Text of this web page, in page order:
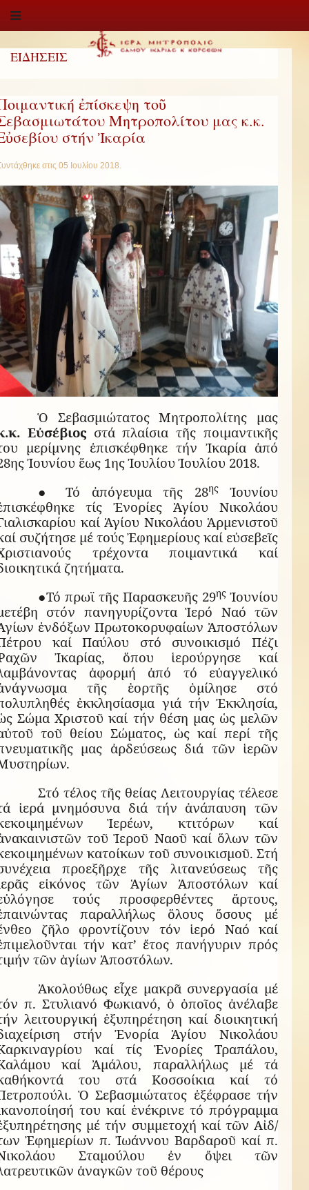
ΕΙΔΗΣΕΙΣ
ἐπίσκεψη τοῦ
Μητροπολίτου μας κ.κ.
στήν Ἰκαρία
στις 05 Ιουλίου 2018.
Ὁ Σεβασμιώτατος Μητροπολίτης μας
Εὐσέβιοςστά πλαίσια τῆς ποιμαντικῆς
μερίμνης ἐπισκέφθηκε τήν Ἰκαρία ἀπό
Ἰουνίου ἕως 1ης Ἰουλίου Ἰουλίου 2018.
● Τό ἀπόγευμα τῆς 28ης
Ἰουνίου
τίς Ἐνορίες Ἁγίου Νικολάου
καί Ἁγίου Νικολάου Ἁρμενιστοῦ
συζήτησε μέ τούς Ἐφημερίους καί εὐσεβεῖς
τρέχοντα ποιμαντικά καί
ζητήματα.
●Τό πρωϊ τῆς Παρασκευῆς 29ης Ἰουνίου
στόν πανηγυρίζοντα Ἱερό Ναό τῶν
ἐνδόξων Πρωτοκορυφαίων Ἀποστόλων
καί Παύλου στό συνοικισμό Πέζι
Ἰκαρίας, ὅπου ἱερούργησε καί
ἀφορμή ἀπό τό εὐαγγελικό
τῆς ἑορτῆς ὁμίλησε στό
ἐκκλησίασμα γιά τήν Ἐκκλησία,
Σώμα Χριστοῦ καί τήν θέση μας ὡς μελῶν
τοῦ θείου Σώματος, ὡς καί περί τῆς
μας ἀρδεύσεως διά τῶν ἱερῶν
Στό τέλος τῆς θείας Λειτουργίας τέλεσε
ἱερά μνημόσυνα διά τήν ἀνάπαυση τῶν
Ἱερέων, κτιτόρων καί
τοῦ Ἱεροῦ Ναοῦ καί ὅλων τῶν
κατοίκων τοῦ συνοικισμοῦ. Στή
προεξῆρχε τῆς λιτανεύσεως τῆς
εἰκόνος τῶν Ἁγίων Ἀποστόλων καί
τούς προσφερθέντες ἄρτους,
παραλλήλως ὅλους ὅσους μέ
ζῆλο φροντίζουν τόν ἱερό Ναό καί
τήν κατ’ ἔτος πανήγυριν πρός
τῶν ἁγίων Ἀποστόλων.
Ἀκολούθως εἶχε μακρᾶ συνεργασία μέ
π. Στυλιανό Φωκιανό, ὁ ὁποῖος ἀνέλαβε
λειτουργική ἐξυπηρέτηση καί διοικητική
στήν Ἐνορία Ἁγίου Νικολάου
καί τίς Ἐνορίες Τραπάλου,
καί Ἀμάλου, παραλλήλως μέ τά
του στά Κοσσοίκια καί τό
Ὁ Σεβασμιώτατος ἐξέφρασε τήν
του καί ἐνέκρινε τό πρόγραμμα
μέ τήν συμμετοχή καί τῶν Αἰδ/
Ἐφημερίων π. Ἰωάννου Βαρδαροῦ καί π.
Σταμούλου ἐν ὄψει τῶν
ἀναγκῶν τοῦ θέρους